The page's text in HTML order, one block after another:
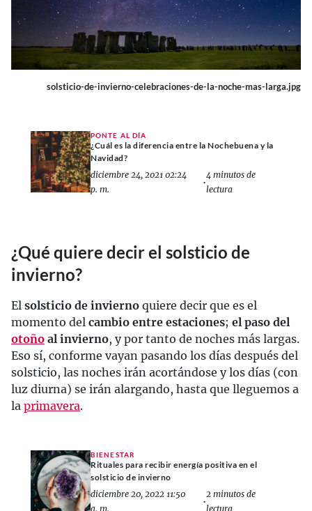
solsticio-de-invierno-celebraciones-de-la-noche-mas-larga.jpg
PONTE AL DÍA
¿Cuál es la diferencia entre la Nochebuena y la
Navidad?
diciembre 24, 2021 02:24
p. m.
•
4 minutos de
lectura
¿Qué quiere decir el solsticio de
invierno?
El solsticio de invierno quiere decir que es el
momento del cambio entre estaciones; el paso del
otoño al invierno, y por tanto de noches más largas.
Eso sí, conforme vayan pasando los días después del
solsticio, las noches irán acortándose y los días (con
luz diurna) se irán alargando, hasta que lleguemos a
la primavera.
BIENESTAR
Rituales para recibir energía positiva en el
solsticio de invierno
diciembre 20, 2022 11:50
a. m.
•
2 minutos de
lectura